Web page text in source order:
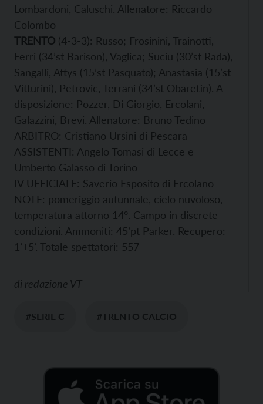
Lombardoni, Caluschi. Allenatore: Riccardo
Colombo
TRENTO (4-3-3): Russo; Frosinini, Trainotti,
Ferri (34’st Barison), Vaglica; Suciu (30’st Rada),
Sangalli, Attys (15’st Pasquato); Anastasia (15’st
Vitturini), Petrovic, Terrani (34’st Obaretin). A
disposizione: Pozzer, Di Giorgio, Ercolani,
Galazzini, Brevi. Allenatore: Bruno Tedino
ARBITRO: Cristiano Ursini di Pescara
ASSISTENTI: Angelo Tomasi di Lecce e
Umberto Galasso di Torino
IV UFFICIALE: Saverio Esposito di Ercolano
NOTE: pomeriggio autunnale, cielo nuvoloso,
temperatura attorno 14°. Campo in discrete
condizioni. Ammoniti: 45’pt Parker. Recupero:
1’+5’. Totale spettatori: 557
di redazione VT
#SERIE C #TRENTO CALCIO